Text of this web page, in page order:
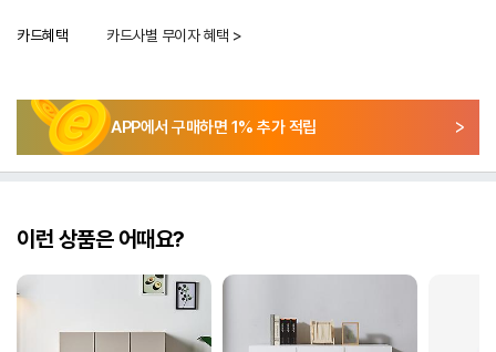
카드혜택 카드사별 무이자 혜택 >
APP에서 구매하면 1% 추가 적립
이런 상품은 어때요?